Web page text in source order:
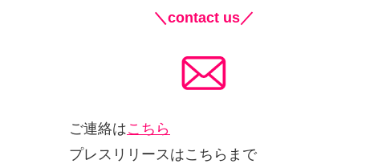
＼contact us／
ご連絡はこちら
プレスリリースはこちらまで